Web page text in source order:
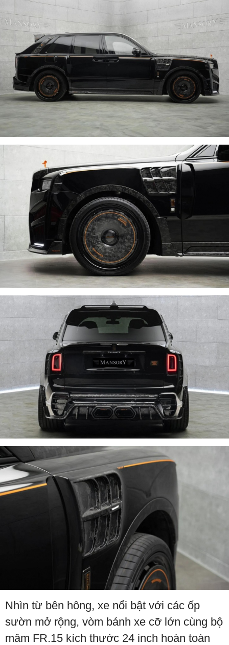
Nhìn từ bên hông, xe nổi bật với các ốp
sườn mở rộng, vòm bánh xe cỡ lớn cùng bộ
mâm FR.15 kích thước 24 inch hoàn toàn